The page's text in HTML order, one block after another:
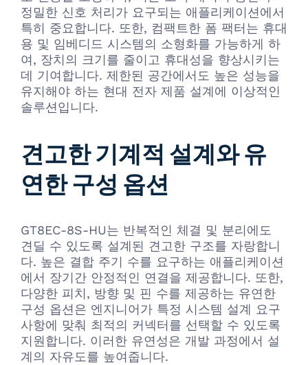
정밀한 신호 처리가 요구되는 애플리케이션에서
특히 중요합니다. 또한, 컴팩트한 폼 팩터는 휴대
용 및 임베디드 시스템의 소형화를 가능하게 하
여, 장치의 크기를 줄이고 휴대성을 향상시키는
데 기여합니다. 제한된 공간에서도 높은 성능을
유지해야 하는 현대 전자 제품 설계에 이상적인
솔루션입니다.
견고한 기계적 설계와 유
연한 구성 옵션
GT8EC-8S-HU는 반복적인 체결 및 분리에도
견딜 수 있도록 설계된 견고한 구조를 자랑합니
다. 높은 결합 주기 수를 요구하는 애플리케이션
에서 장기간 안정적인 연결을 제공합니다. 또한,
다양한 피치, 방향 및 핀 수를 제공하는 유연한
구성 옵션은 엔지니어가 특정 시스템 설계 요구
사항에 맞춰 최적의 커넥터를 선택할 수 있도록
지원합니다. 이러한 유연성은 개발 과정에서 설
계의 자유도를 높여줍니다.